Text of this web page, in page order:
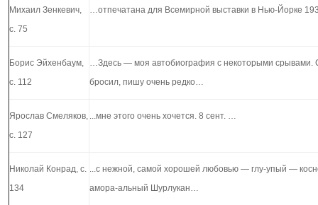
Михаил Зенкевич,
с. 75
…отпечатана для Всемирной выставки в Нью-Йорке
Борис Эйхенбаум,
с. 112
…Здесь — моя автобиография с некоторыми срывами.
бросил, пишу очень редко…
Ярослав Смеляков,
с. 127
...мне этого очень хочется. 8 сент. …
Николай Конрад, с.
134
...с нежной, самой хорошей любовью — глу-упый —
амора-альный Шурлукан…